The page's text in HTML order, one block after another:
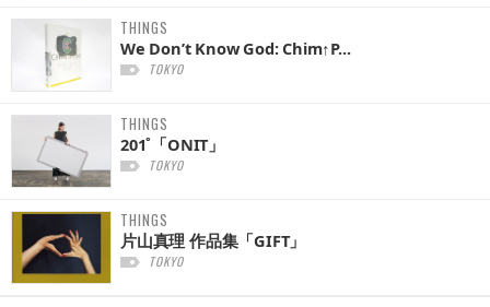
THINGS
We Don’t Know God: Chim↑P...
TOKYO
THINGS
201˚「ONIT」
TOKYO
THINGS
片山真理 作品集「GIFT」
TOKYO